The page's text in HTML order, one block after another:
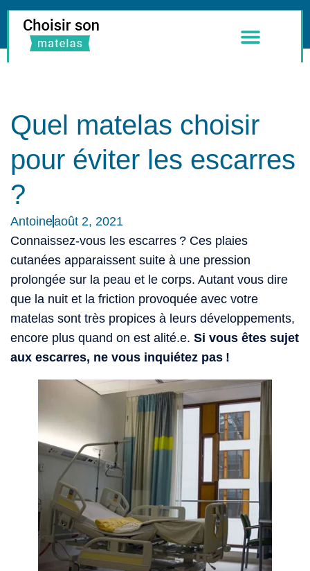
Quel matelas choisir
pour éviter les escarres
?
Antoineaoût 2, 2021
Connaissez-vous les escarres ? Ces plaies
cutanées apparaissent suite à une pression
prolongée sur la peau et le corps. Autant vous dire
que la nuit et la friction provoquée avec votre
matelas sont très propices à leurs développements,
encore plus quand on est alité.e. Si vous êtes sujet
aux escarres, ne vous inquiétez pas !